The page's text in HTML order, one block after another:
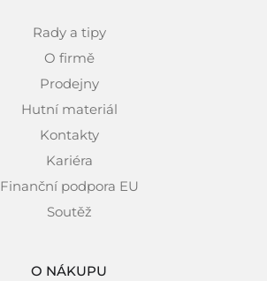
Rady a tipy
O firmě
Prodejny
Hutní materiál
Kontakty
Kariéra
Finanční podpora EU
Soutěž
O NÁKUPU